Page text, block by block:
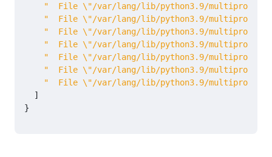
"  File \"/var/lang/lib/python3.9/
"  File \"/var/lang/lib/python3.9/
"  File \"/var/lang/lib/python3.9/
"  File \"/var/lang/lib/python3.9/
"  File \"/var/lang/lib/python3.9/
"  File \"/var/lang/lib/python3.9/
"  File \"/var/lang/lib/python3.9/
]
}